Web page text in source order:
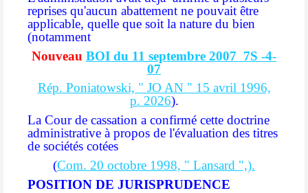
reprises qu'aucun abattement ne pouvait être
applicable, quelle que soit la nature du bien
(notamment
Nouveau BOI du 11 septembre 2007 7S -4-
07
Rép. Poniatowski, " JO AN " 15 avril 1996,
p. 2026).
La Cour de cassation a confirmé cette doctrine
administrative à propos de l'évaluation des titres
de sociétés cotées
(Com. 20 octobre 1998, " Lansard ",).
POSITION DE JURISPRUDENCE